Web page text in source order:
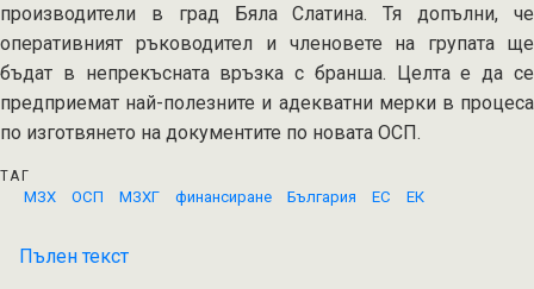
производители в град Бяла Слатина. Тя допълни, че
оперативният ръководител и членовете на групата ще
бъдат в непрекъсната връзка с бранша. Целта е да се
предприемат най-полезните и адекватни мерки в процеса
по изготвянето на документите по новата ОСП.
ТАГ
МЗХ
ОСП МЗХГ финансиране България ЕС ЕК
Пълен текст